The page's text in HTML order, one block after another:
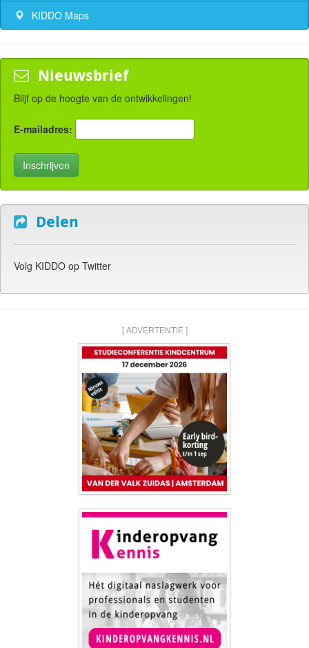
KIDDO Maps
Nieuwsbrief
Blijf op de hoogte van de ontwikkelingen!
E-mailadres:
Delen
Volg KIDDO op Twitter
[ ADVERTENTIE ]